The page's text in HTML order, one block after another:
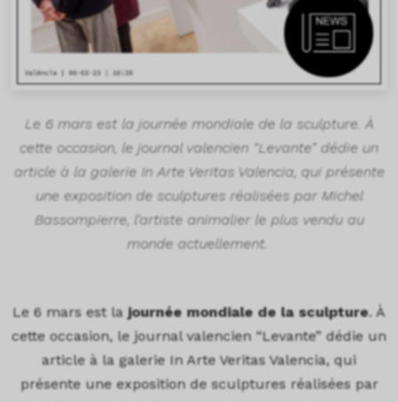
Le 6 mars est la journée mondiale de la sculpture. À
cette occasion, le journal valencien “Levante” dédie un
article à la galerie In Arte Veritas Valencia, qui présente
une exposition de sculptures réalisées par Michel
Bassompierre, l’artiste animalier le plus vendu au
monde actuellement.
Le 6 mars est la journée mondiale de la sculpture. À
cette occasion, le journal valencien “Levante” dédie un
article à la galerie In Arte Veritas Valencia, qui
présente une exposition de sculptures réalisées par